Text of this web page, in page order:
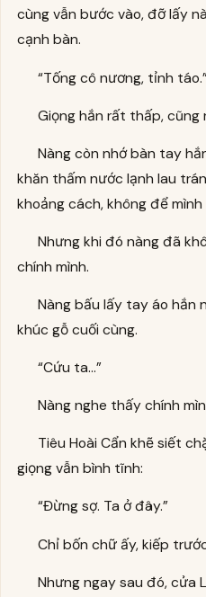
cùng vẫn bước vào, đỡ lấy
cạnh bàn.
“Tống cô nương, tỉnh
Giọng hắn rất thấp, cũng
Nàng còn nhớ bàn tay
khăn thấm nước lạnh lau
khoảng cách, không để
Nhưng khi đó nàng đã
chính mình.
Nàng bấu lấy tay áo hắn
khúc gỗ cuối cùng.
“Cứu ta…”
Nàng nghe thấy chính
Tiêu Hoài Cẩn khẽ siết
giọng vẫn bình tĩnh:
“Đừng sợ. Ta ở đây.”
Chỉ bốn chữ ấy, kiếp
Nhưng ngay sau đó, cửa